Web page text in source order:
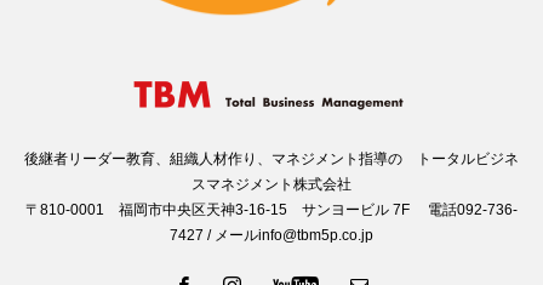
後継者リーダー教育、組織人材作り、マネジメント指導の トータルビジネ
スマネジメント株式会社
〒810-0001 福岡市中央区天神3-16-15 サンヨービル 7F 電話092-736-
7427 / メールinfo@tbm5p.co.jp